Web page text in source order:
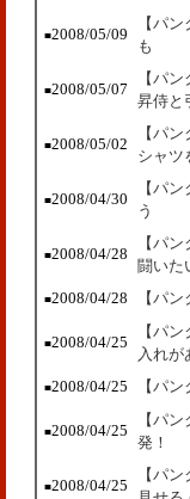
■2008/05/09
【パ
も
■2008/05/07
【パ
昇侍と
■2008/05/02
【パ
シャツ
■2008/04/30
【パ
う
■2008/04/28
【パ
闘いた
■2008/04/28 【パ
■2008/04/25
【パ
入れが
■2008/04/25 【パ
■2008/04/25
【パ
発！
■2008/04/25
【パ